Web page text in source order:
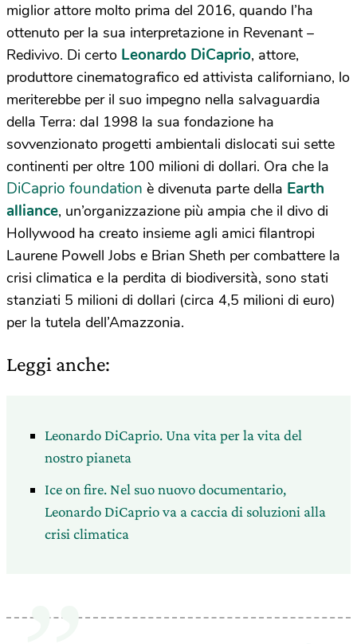
miglior attore molto prima del 2016, quando l’ha
ottenuto per la sua interpretazione in Revenant –
Redivivo. Di certo Leonardo DiCaprio, attore,
produttore cinematografico ed attivista californiano, lo
meriterebbe per il suo impegno nella salvaguardia
della Terra: dal 1998 la sua fondazione ha
sovvenzionato progetti ambientali dislocati sui sette
continenti per oltre 100 milioni di dollari. Ora che la
DiCaprio foundation è divenuta parte della Earth
alliance, un’organizzazione più ampia che il divo di
Hollywood ha creato insieme agli amici filantropi
Laurene Powell Jobs e Brian Sheth per combattere la
crisi climatica e la perdita di biodiversità, sono stati
stanziati 5 milioni di dollari (circa 4,5 milioni di euro)
per la tutela dell’Amazzonia.
Leggi anche:
Leonardo DiCaprio. Una vita per la vita del
nostro pianeta
Ice on fire. Nel suo nuovo documentario,
Leonardo DiCaprio va a caccia di soluzioni alla
crisi climatica